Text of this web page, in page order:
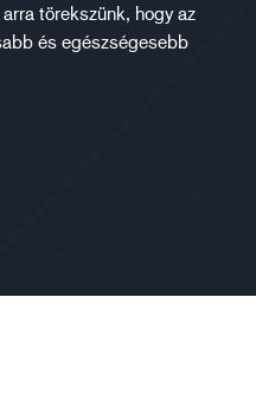
törekszünk, hogy az
és egészségesebb